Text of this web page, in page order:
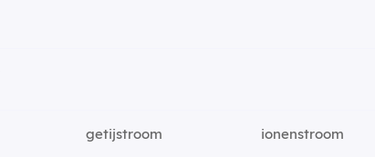
getijstroom
ionenstroom